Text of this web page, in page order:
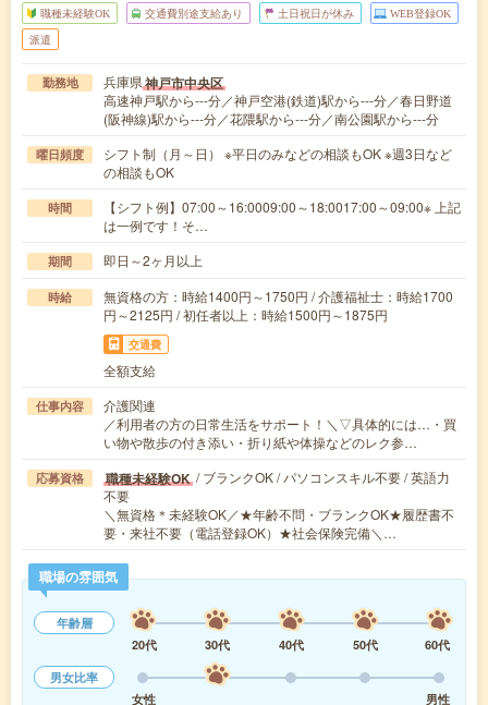
職種未経験OK 交通費別途支給あり 土日祝日が休み WEB登録OK
派遣
勤務地 兵庫県神戸市中央区
高速神戸駅から---分／神戸空港(鉄道)駅から---分／春日野道
(阪神線)駅から---分／花隈駅から---分／南公園駅から---分
曜日頻度
シフト制（月～日） ※平日のみなどの相談もOK ※週3日など
の相談もOK
時間
【シフト例】07:00～16:0009:00～18:0017:00～09:00※ 上記
は一例です！そ…
期間 即日～2ヶ月以上
時給
無資格の方：時給1400円～1750円 / 介護福祉士：時給1700
円～2125円 / 初任者以上：時給1500円～1875円
交通費
全額支給
仕事内容
介護関連
／利用者の方の日常生活をサポート！＼▽具体的には…・買
い物や散歩の付き添い・折り紙や体操などのレク参…
応募資格 職種未経験OK / ブランクOK / パソコンスキル不要 / 英語力
不要
＼無資格＊未経験OK／★年齢不問・ブランクOK★履歴書不
要・来社不要（電話登録OK）★社会保険完備＼…
職場の雰囲気
年齢層
20代
30代 40代 50代
60代
男女比率
女性
男性